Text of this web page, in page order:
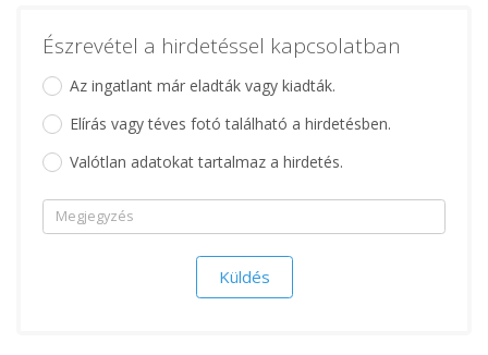
Észrevétel a hirdetéssel kapcsolatban
Az ingatlant már eladták vagy kiadták.
Elírás vagy téves fotó található a hirdetésben.
Valótlan adatokat tartalmaz a hirdetés.